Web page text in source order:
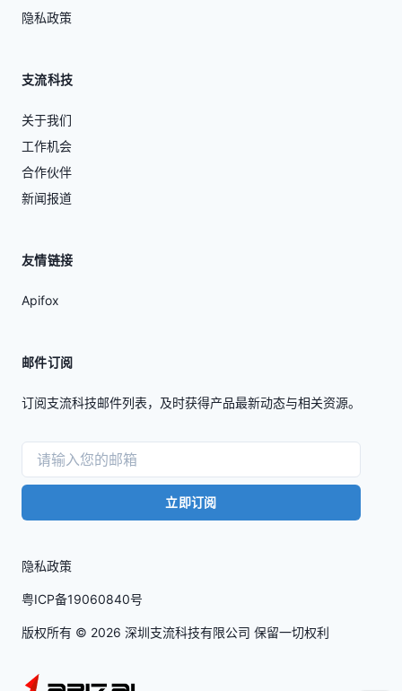
隐私政策
支流科技
关于我们
工作机会
合作伙伴
新闻报道
友情链接
Apifox
邮件订阅
订阅支流科技邮件列表，及时获得产品最新动态与相关资源。
立即订阅
隐私政策
粤ICP备19060840号
版权所有 © 2026 深圳支流科技有限公司 保留一切权利